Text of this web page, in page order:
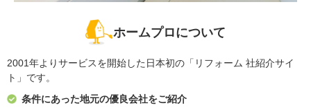
ホームプロについて
2001年よりサービスを開始した日本初の「リフォーム 社紹介サイ
ト」です。
条件にあった地元の優良会社をご紹介